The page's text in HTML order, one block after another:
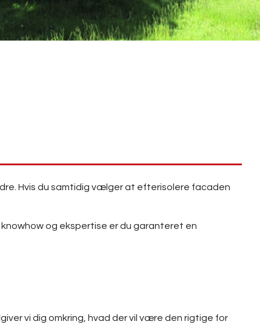
Hvis du samtidig vælger at efterisolere facaden
knowhow og ekspertise er du garanteret en
vi dig omkring, hvad der vil være den rigtige for